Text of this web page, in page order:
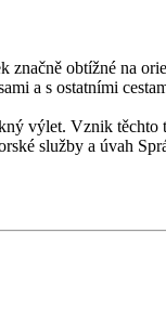
značně obtížné na
a s ostatními
výlet. Vznik těchto
služby a úvah